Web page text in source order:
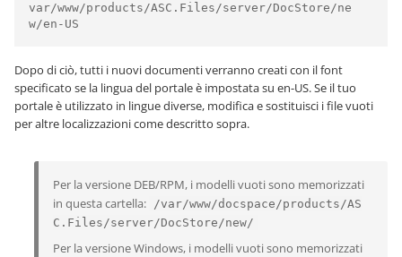
var/www/products/ASC.Files/server/DocStore/ne
w/en-US
Dopo di ciò, tutti i nuovi documenti verranno creati con il font
specificato se la lingua del portale è impostata su en-US. Se il tuo
portale è utilizzato in lingue diverse, modifica e sostituisci i file vuoti
per altre localizzazioni come descritto sopra.
Per la versione DEB/RPM, i modelli vuoti sono memorizzati
in questa cartella: /var/www/docspace/products/AS
C.Files/server/DocStore/new/
Per la versione Windows, i modelli vuoti sono memorizzati